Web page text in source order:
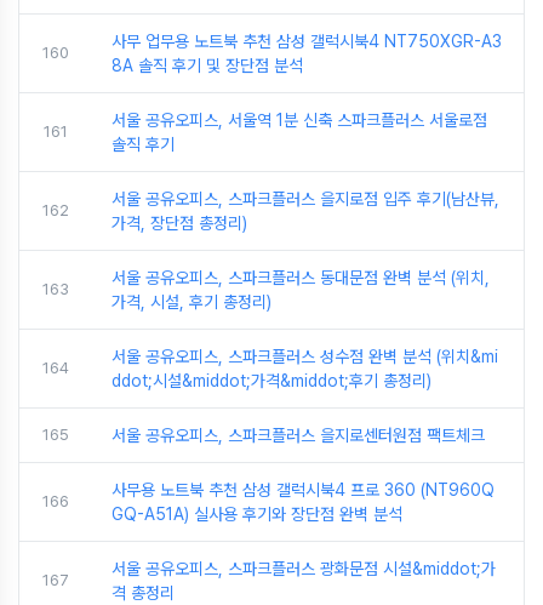
160
사무 업무용 노트북 추천 삼성 갤럭시북4 NT750XGR-A3
8A 솔직 후기 및 장단점 분석
161
서울 공유오피스, 서울역 1분 신축 스파크플러스 서울로점
솔직 후기
162
서울 공유오피스, 스파크플러스 을지로점 입주 후기(남산뷰,
가격, 장단점 총정리)
163
서울 공유오피스, 스파크플러스 동대문점 완벽 분석 (위치,
가격, 시설, 후기 총정리)
164
서울 공유오피스, 스파크플러스 성수점 완벽 분석 (위치&mi
ddot;시설&middot;가격&middot;후기 총정리)
165 서울 공유오피스, 스파크플러스 을지로센터원점 팩트체크
166
사무용 노트북 추천 삼성 갤럭시북4 프로 360 (NT960Q
GQ-A51A) 실사용 후기와 장단점 완벽 분석
167
서울 공유오피스, 스파크플러스 광화문점 시설&middot;가
격 총정리